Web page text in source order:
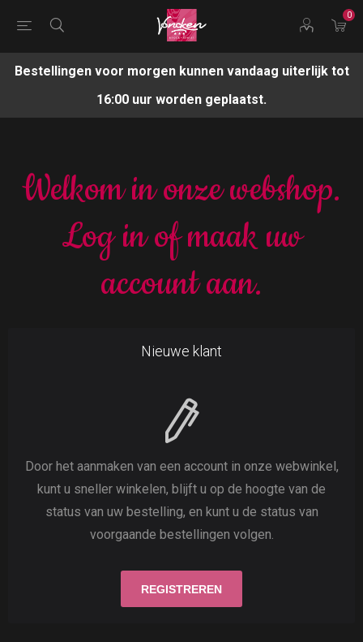
0
Bestellingen voor morgen kunnen vandaag uiterlijk tot
16:00 uur worden geplaatst.
Welkom in onze webshop.
Log in of maak uw
account aan.
Nieuwe klant
Door het aanmaken van een account in onze webwinkel,
kunt u sneller winkelen, blijft u op de hoogte van de
status van uw bestelling, en kunt u de status van
voorgaande bestellingen volgen.